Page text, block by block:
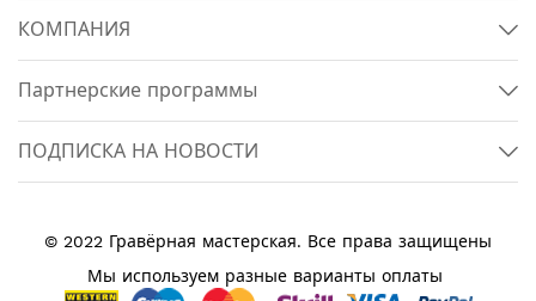
КОМПАНИЯ
Партнерские программы
ПОДПИСКА НА НОВОСТИ
© 2022 Гравёрная мастерская. Все права защищены
Мы используем разные варианты оплаты